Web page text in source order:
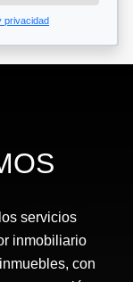
privacidad
servicios
inmobiliario
con